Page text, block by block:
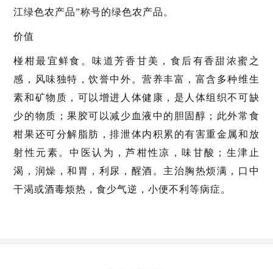
江绿色农产品”称号的绿色农产品。
价值
椪柑最宜鲜食。味道芳香甘美，食后有香甜浓蜜之
感，风味独特，饮誉中外。营养丰富，富含多种维生
素和矿物质，可以增进人体健康，是人体组织不可缺
少的物质；果胶可以减少血液中的胆固醇；此外常食
柑果还可分解脂肪，排泄体内积累的有害重金属和放
射性元素。中医认为，芦柑性凉，味甘酸；生津止
渴，润燥，和胃，利尿，醒酒。主治胸热烦满，口中
干渴或酒毒烦热，食少气逆，小便不利等病症。